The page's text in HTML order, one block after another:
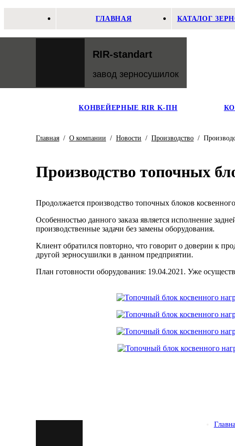
ГЛАВНАЯ КАТАЛОГ
RIR-standart
завод зерносушилок
КОНВЕЙЕРНЫЕ RIR K-ПН
Главная / О компании / Новости / Производство /
Производство топочных
Продолжается производство топочных блоков
Особенностью данного заказа является исполнение
производственные задачи без замены оборудования.
Клиент обратился повторно, что говорит о доверии к
другой зерносушилки в данном предприятии.
План готовности оборудования: 19.04.2021. Уже